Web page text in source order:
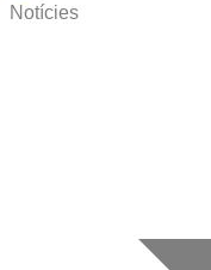
Notícies